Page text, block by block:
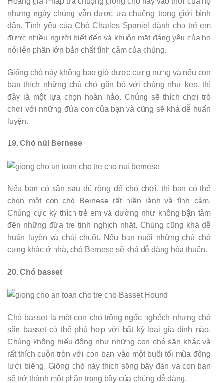
nhưng ngày chúng vẫn được ưa chuộng trong giới bình
dân. Tình yêu của Chó Charles Spaniel dành cho trẻ em
được nhiều người biết đến và khuôn mặt đáng yêu của họ
nói lên phần lớn bản chất tình cảm của chúng.
Giống chó này không bao giờ được cưng nựng và nếu con
bạn thích những chú chó gắn bó với chúng như keo, thì
đây là một lựa chọn hoàn hảo. Chúng sẽ thích chơi trò
chơi với những đứa con của bạn và cũng sẽ khá dễ huấn
luyện.
19. Chó núi Bernese
Nếu bạn có sân sau đủ rộng để chó chơi, thì bạn có thể
chọn một con chó Bernese rất hiền lành và tình cảm.
Chúng cực kỳ thích trẻ em và dường như không bận tâm
đến những đứa trẻ tinh nghịch nhất. Chúng cũng khá dễ
huấn luyện và chải chuốt. Nếu bạn nuôi những chú chó
cưng khác ở nhà, chó Bernese sẽ khá dễ dàng hòa thuận.
20. Chó basset
Chó basset là một con chó trông ngốc nghếch nhưng chó
săn basset có thể phù hợp với bất kỳ loại gia đình nào.
Chúng không hiếu động như những con chó săn khác và
rất thích cuộn tròn với con bạn vào một buổi tối mùa đông
lười biếng. Giống chó này thích sống bầy đàn và con bạn
sẽ trở thành một phần trong bầy của chúng dễ dàng.